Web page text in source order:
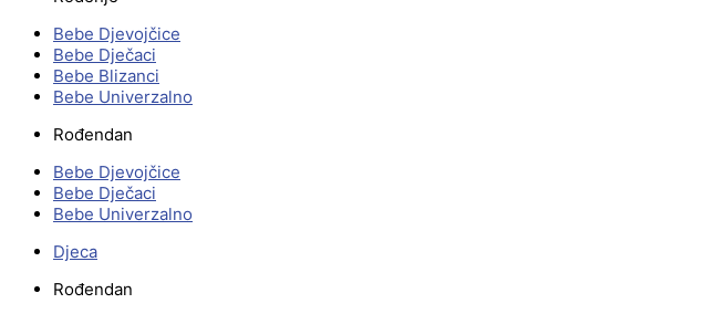
Bebe Djevojčice
Bebe Dječaci
Bebe Blizanci
Bebe Univerzalno
Rođendan
Bebe Djevojčice
Bebe Dječaci
Bebe Univerzalno
Djeca
Rođendan